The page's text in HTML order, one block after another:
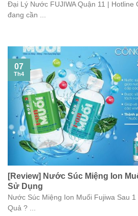
Đại Lý Nước FUJIWA Quận 11 | Hotline
đang cần ...
[Review] Nước Súc Miệng Ion
Sử Dụng
Nước Súc Miệng Ion Muối Fujiwa Sau
Quả ? ...
07
Th4